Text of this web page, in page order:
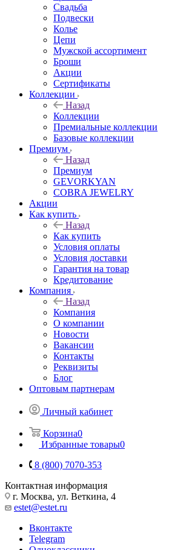
Свадьба
Подвески
Колье
Цепи
Мужской ассортимент
Броши
Акции
Сертификаты
Коллекции
Назад
Коллекции
Премиальные коллекции
Базовые коллекции
Премиум
Назад
Премиум
GEVORKYAN
COBRA JEWELRY
Акции
Как купить
Назад
Как купить
Условия оплаты
Условия доставки
Гарантия на товар
Кредитование
Компания
Назад
Компания
О компании
Новости
Вакансии
Контакты
Реквизиты
Блог
Оптовым партнерам
Личный кабинет
Корзина0
Избранные товары0
8 (800) 7070-353
Контактная информация
г. Москва, ул. Веткина, 4
estet@estet.ru
Вконтакте
Telegram